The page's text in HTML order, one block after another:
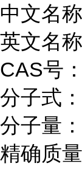
中文名称
英文名
CAS号
分子式
分子量
精确质